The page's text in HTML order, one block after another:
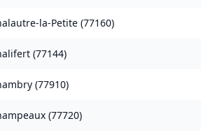
la-Petite (77160)
(77144)
(77910)
(77720)